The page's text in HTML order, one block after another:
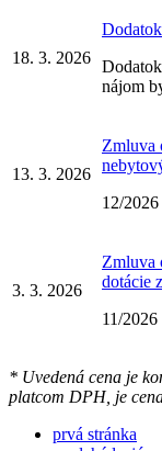
18. 3. 2026
nájom
13. 3. 2026
Zmluva
12/2026
3. 3. 2026
Zmluva
dotácie
11/2026
* Uvedená cena je
platcom DPH, je
prvá stránka